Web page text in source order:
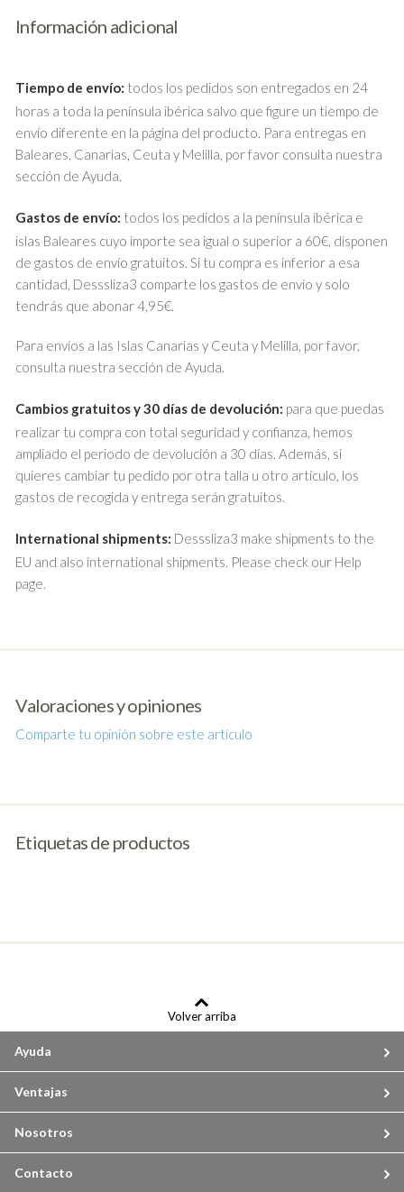
Información adicional
Tiempo de envío: todos los pedidos son entregados en 24
horas a toda la península ibérica salvo que figure un tiempo de
envío diferente en la página del producto. Para entregas en
Baleares, Canarias, Ceuta y Melilla, por favor consulta nuestra
sección de Ayuda.
Gastos de envío: todos los pedidos a la península ibérica e
islas Baleares cuyo importe sea igual o superior a 60€, disponen
de gastos de envío gratuitos. Si tu compra es inferior a esa
cantidad, Desssliza3 comparte los gastos de envío y solo
tendrás que abonar 4,95€.
Para envíos a las Islas Canarias y Ceuta y Melilla, por favor,
consulta nuestra sección de Ayuda.
Cambios gratuitos y 30 días de devolución: para que puedas
realizar tu compra con total seguridad y confianza, hemos
ampliado el periodo de devolución a 30 días. Además, si
quieres cambiar tu pedido por otra talla u otro artículo, los
gastos de recogida y entrega serán gratuitos.
International shipments: Desssliza3 make shipments to the
EU and also international shipments. Please check our Help
page.
Valoraciones y opiniones
Comparte tu opinión sobre este artículo
Etiquetas de productos
Volver arriba
Ayuda
Ventajas
Nosotros
Contacto